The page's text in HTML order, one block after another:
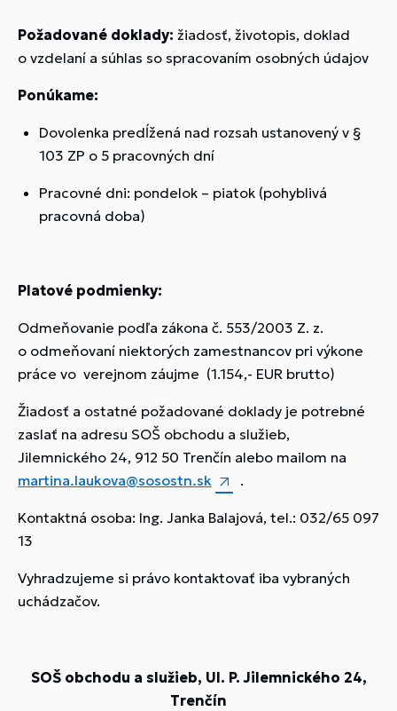
Požadované doklady: žiadosť, životopis, doklad
o vzdelaní a súhlas so spracovaním osobných údajov
Ponúkame:
Dovolenka predĺžená nad rozsah ustanovený v §
103 ZP o 5 pracovných dní
Pracovné dni: pondelok – piatok (pohyblivá
pracovná doba)
Platové podmienky:
Odmeňovanie podľa zákona č. 553/2003 Z. z.
o odmeňovaní niektorých zamestnancov pri výkone
práce vo verejnom záujme (1.154,- EUR brutto)
Žiadosť a ostatné požadované doklady je potrebné
zaslať na adresu SOŠ obchodu a služieb,
Jilemnického 24, 912 50 Trenčín alebo mailom na
martina.laukova@sosostn.sk
.
Kontaktná osoba: Ing. Janka Balajová, tel.: 032/65 097
13
Vyhradzujeme si právo kontaktovať iba vybraných
uchádzačov.
SOŠ obchodu a služieb, Ul. P. Jilemnického 24,
Trenčín